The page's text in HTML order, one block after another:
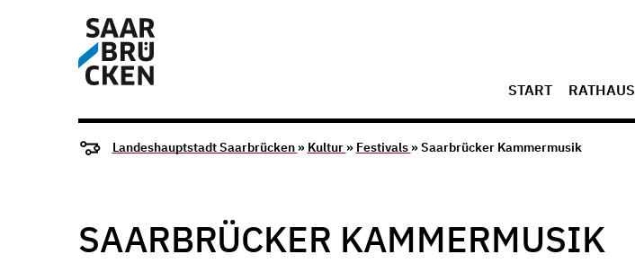
START RATHAUS
Landeshauptstadt Saarbrücken » Kultur » Festivals » Saarbrücker Kammermusik
SAARBRÜCKER KAMMERMUSIK